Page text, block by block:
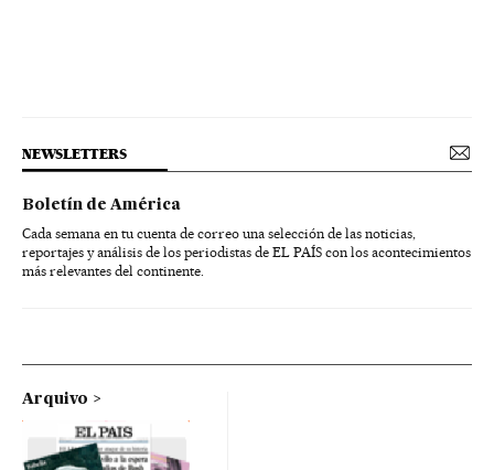
NEWSLETTERS
Boletín de América
Cada semana en tu cuenta de correo una selección de las noticias,
reportajes y análisis de los periodistas de EL PAÍS con los acontecimientos
más relevantes del continente.
Arquivo